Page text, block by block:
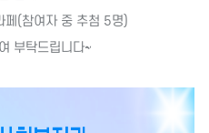
페(참여자 중 추첨 5명)
부탁드립니다~